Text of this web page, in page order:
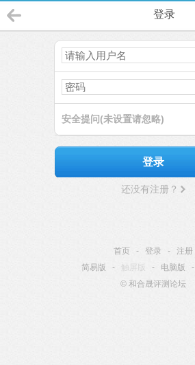
登录
安全提问(未设置请忽略)
登录
还没有注册？
首页 - 登录 -
注册
简易版
- 触屏版 - 电脑版 -
© 和合晟评测论坛